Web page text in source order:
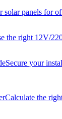
solar panels for
the right 12V/
Secure your
Calculate the